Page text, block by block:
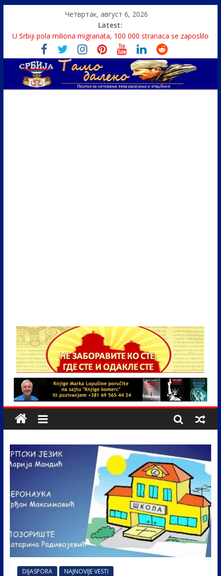
Четвртак, август 6, 2026
Latest:
U Srbiji pola miliona migranata, 100 000 stranaca se zaposlilo
Како је „Господар књига“ проглашен народним
непријатељем
Čije je pravo na istinu o Nikoli Tesli?
Srbin zaspao na Dunavu, reka ga odnela u Rumuniju
Politika i seks glavne teme srpskih medija
DIJASPORA NAJNOVIJE VESTI